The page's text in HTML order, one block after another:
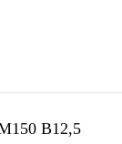
В12,5